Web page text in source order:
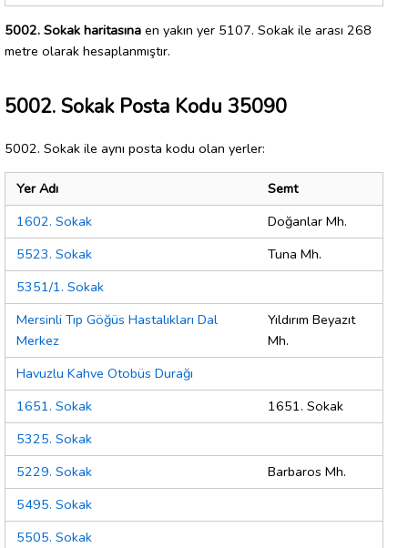
5002. Sokak haritasına en yakın yer 5107. Sokak ile arası 268
metre olarak hesaplanmıştır.
5002. Sokak Posta Kodu 35090
5002. Sokak ile aynı posta kodu olan yerler:
Yer Adı
Semt
1602. Sokak
Doğanlar Mh.
5523. Sokak
Tuna Mh.
5351/1. Sokak
Mersinli Tıp Göğüs Hastalıkları Dal
Merkez
Yıldırım Beyazıt
Mh.
Havuzlu Kahve Otobüs Durağı
1651. Sokak
1651. Sokak
5325. Sokak
5229. Sokak
Barbaros Mh.
5495. Sokak
5505. Sokak